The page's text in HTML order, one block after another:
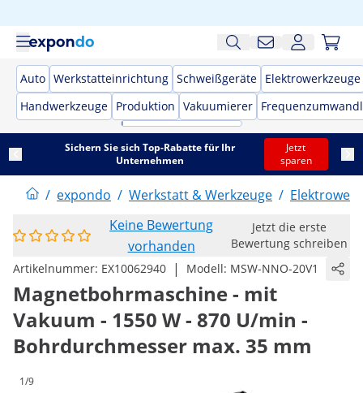
Auto Werkstatteinrichtung Schweißgeräte Elektrowerkzeuge
Handwerkzeuge Produktion Vakuumierer
Sichern Sie sich Top-Rabatte für Ihr
Unternehmen
Jetzt
sparen
/ expondo / Werkstatt & Werkzeuge /
Keine Bewertung
vorhanden
Jetzt die erste
Bewertung schreiben
Artikelnummer: EX10062940 | Modell: MSW-NNO-20V1
Magnetbohrmaschine - mit
Vakuum - 1550 W - 870 U/min -
Bohrdurchmesser max. 35 mm
1/9